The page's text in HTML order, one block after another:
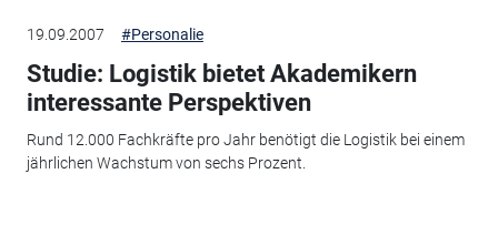
19.09.2007 #Personalie
Studie: Logistik bietet Akademikern
interessante Perspektiven
Rund 12.000 Fachkräfte pro Jahr benötigt die Logistik bei einem
jährlichen Wachstum von sechs Prozent.